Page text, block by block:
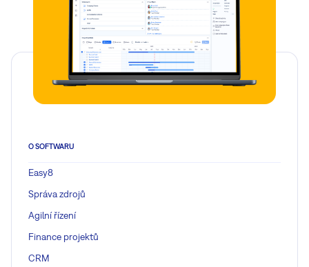
O SOFTWARU
Easy8
Správa zdrojů
Agilní řízení
Finance projektů
CRM